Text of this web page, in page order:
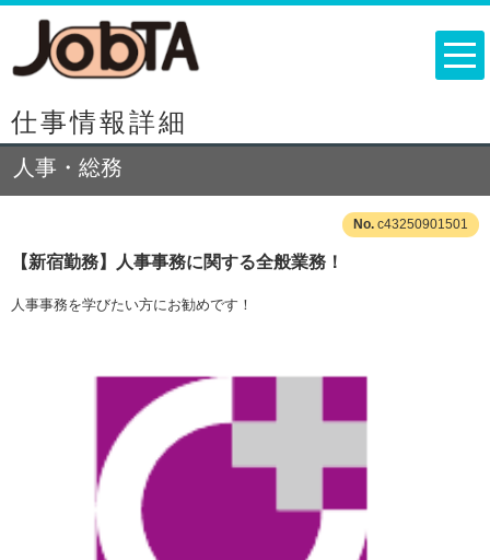
仕事情報詳細
人事・総務
c43250901501
【新宿勤務】人事事務に関する全般業務！
人事事務を学びたい方にお勧めです！